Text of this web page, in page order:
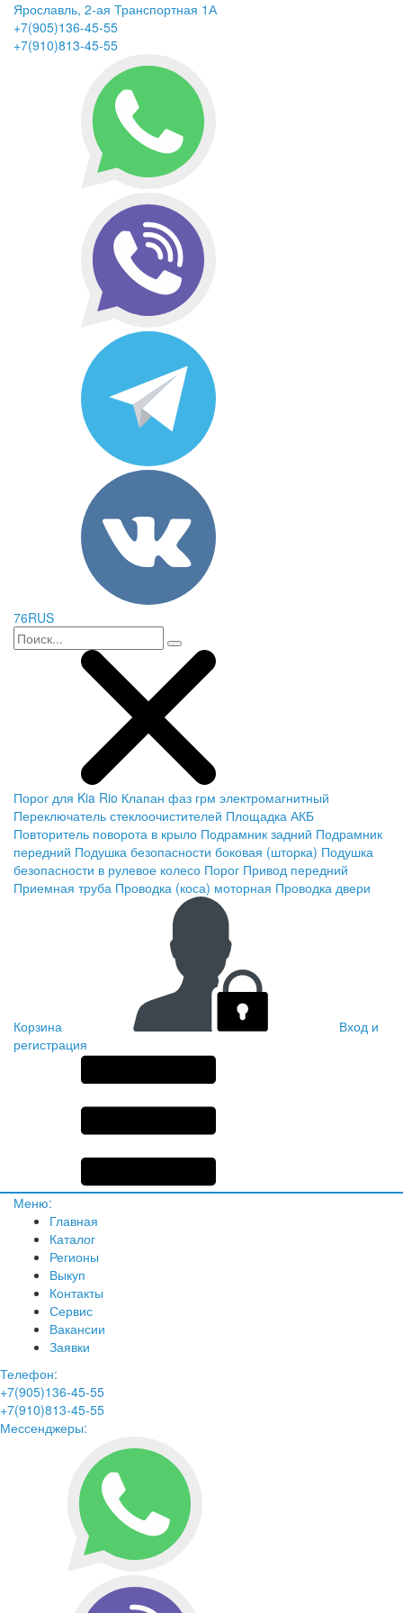
Ярославль, 2-ая Транспортная 1А
+7(905)136-45-55
+7(910)813-45-55
76RUS
Порог для Kia Rio Клапан фаз грм электромагнитный
Переключатель стеклоочистителей Площадка АКБ
Повторитель поворота в крыло Подрамник задний Подрамник
передний Подушка безопасности боковая (шторка) Подушка
безопасности в рулевое колесо Порог Привод передний
Приемная труба Проводка (коса) моторная Проводка двери
Корзина
Вход и
регистрация
Меню:
Главная
Каталог
Регионы
Выкуп
Контакты
Сервис
Вакансии
Заявки
Телефон:
+7(905)136-45-55
+7(910)813-45-55
Мессенджеры: